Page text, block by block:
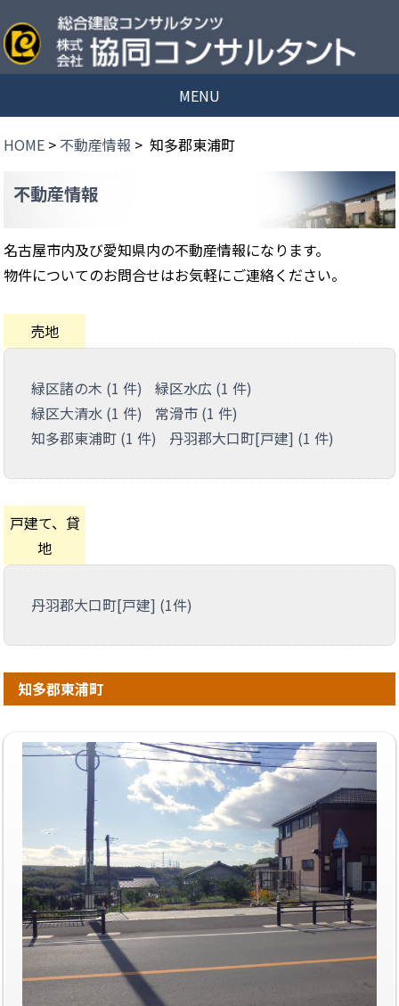
MENU
HOME > 不動産情報 > 知多郡東浦町
不動産情報
名古屋市内及び愛知県内の不動産情報になります。
物件についてのお問合せはお気軽にご連絡ください。
売地
緑区諸の木 (1 件)
緑区水広 (1 件)
緑区大清水 (1 件)
常滑市 (1 件)
知多郡東浦町 (1 件)
丹羽郡大口町[戸建] (1 件)
戸建て、貸
地
丹羽郡大口町[戸建] (1件)
知多郡東浦町